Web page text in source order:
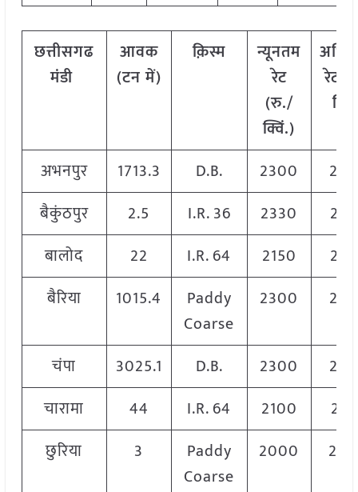
छत्तीसगढ
मंडी
आवक
(टन में)
क़िस्म
न्यूनतम
रेट
(रु./
क्विं.)
रेट
अभनपुर 1713.3 D.B. 2300
बैकुंठपुर
2.5 I.R. 36 2330
बालोद
22 I.R. 64 2150
बैरिया
1015.4
Paddy
Coarse
2300
चंपा 3025.1 D.B. 2300
चारामा
44 I.R. 64 2100
छुरिया
3
Paddy
Coarse
2000